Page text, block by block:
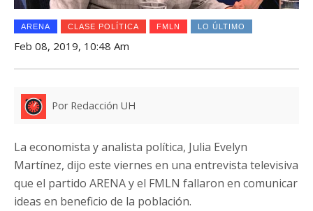
ARENA CLASE POLÍTICA FMLN LO ÚLTIMO
Feb 08, 2019, 10:48 Am
Por Redacción UH
La economista y analista política, Julia Evelyn
Martínez, dijo este viernes en una entrevista televisiva
que el partido ARENA y el FMLN fallaron en comunicar
ideas en beneficio de la población.